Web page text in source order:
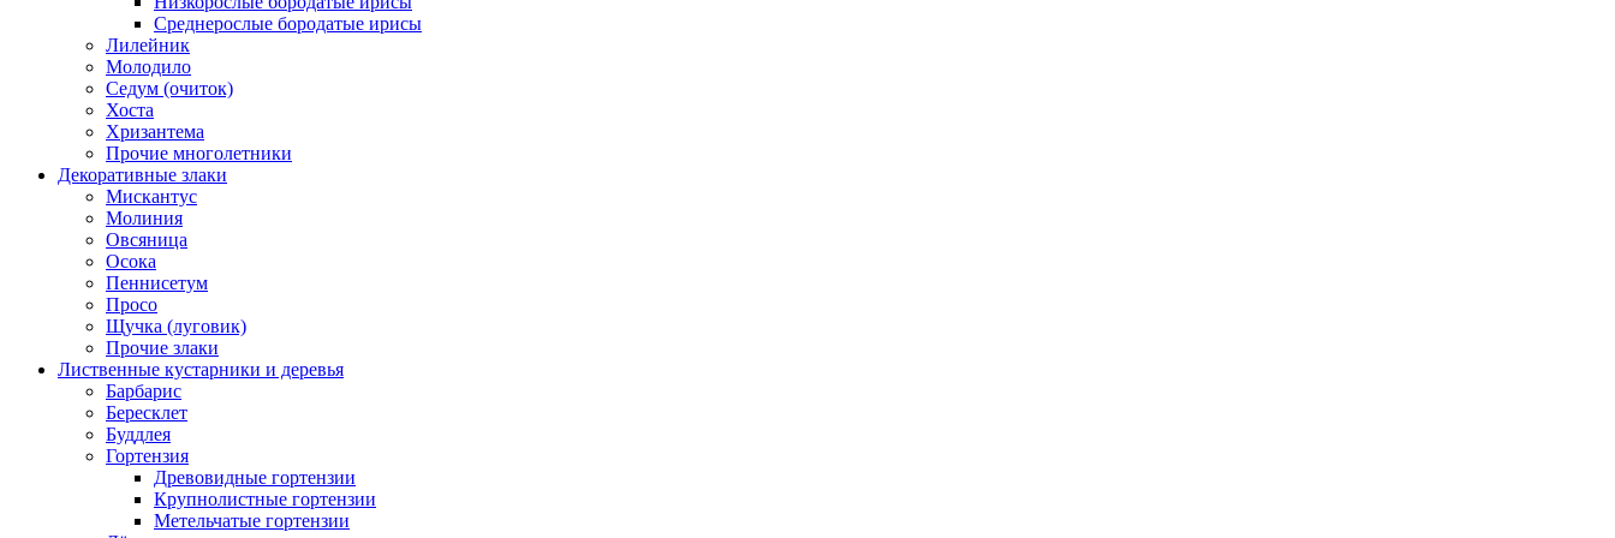
Среднерослые бородатые ирисы
Лилейник
Молодило
Седум (очиток)
Хоста
Хризантема
Прочие многолетники
Декоративные злаки
Мискантус
Молиния
Овсяница
Осока
Пеннисетум
Просо
Щучка (луговик)
Прочие злаки
Лиственные кустарники и деревья
Барбарис
Бересклет
Буддлея
Гортензия
Древовидные гортензии
Крупнолистные гортензии
Метельчатые гортензии